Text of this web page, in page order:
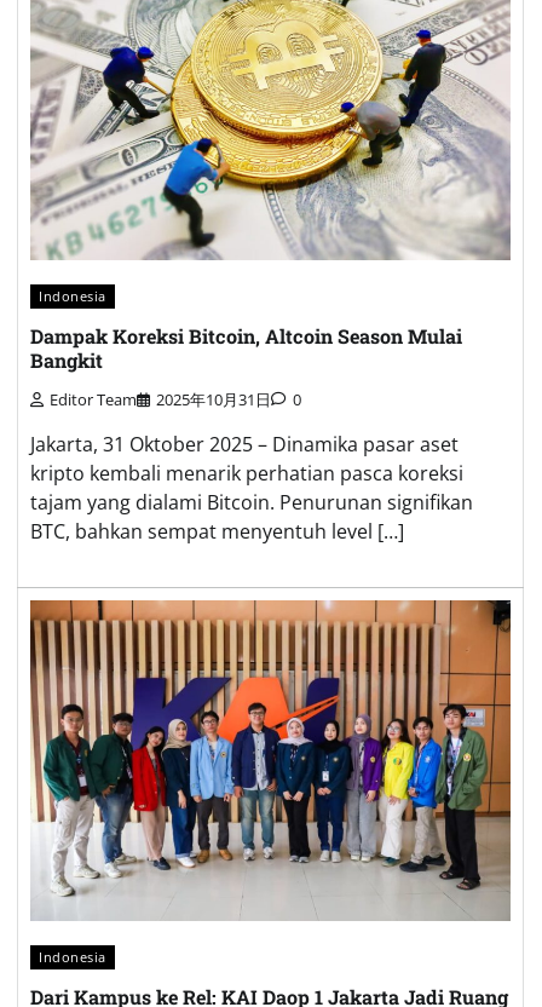
Indonesia
Dampak Koreksi Bitcoin, Altcoin Season Mulai
Bangkit
Editor Team 2025年10月31日 0
Jakarta, 31 Oktober 2025 – Dinamika pasar aset
kripto kembali menarik perhatian pasca koreksi
tajam yang dialami Bitcoin. Penurunan signifikan
BTC, bahkan sempat menyentuh level […]
Indonesia
Dari Kampus ke Rel: KAI Daop 1 Jakarta Jadi Ruang